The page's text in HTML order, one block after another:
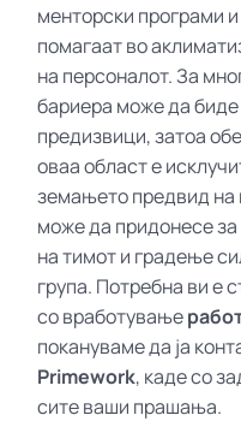
менторски програми
помагаат во
на персоналот. За
бариера може да
предизвици, затоа
оваа област е
земањето предвид на
може да придонесе за
на тимот и градење
група. Потребна ви е
со вработување
покануваме да ја
Primework, каде со
сите ваши прашања.